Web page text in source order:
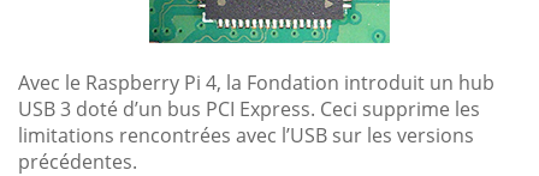
Avec le Raspberry Pi 4, la Fondation introduit un hub
USB 3 doté d’un bus PCI Express. Ceci supprime les
limitations rencontrées avec l’USB sur les versions
précédentes.